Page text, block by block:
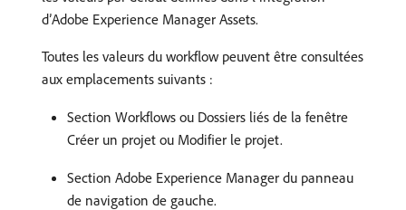
d’Adobe Experience Manager Assets.
Toutes les valeurs du workflow peuvent être consultées
aux emplacements suivants :
Section Workflows ou Dossiers liés de la fenêtre
Créer un projet ou Modifier le projet.
Section Adobe Experience Manager du panneau
de navigation de gauche.